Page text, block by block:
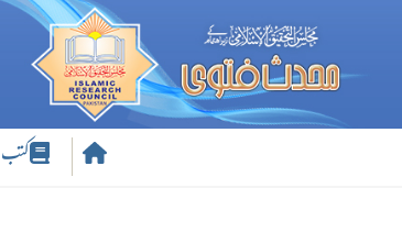
کتب